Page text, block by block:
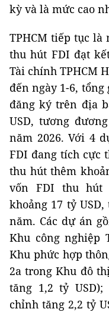
kỳ và là mức cao
TPHCM tiếp tục
thu hút FDI đạt
Tài chính TPHCM
đến ngày 1-6,
đăng ký trên địa
USD, tương
năm 2026. Với 4
FDI đang tích cực
thu hút thêm
vốn FDI thu hút
khoảng 17 tỷ
năm. Các dự án
Khu công nghiệp
Khu phức hợp
2a trong Khu đô
tăng 1,2 tỷ
chỉnh tăng 2,2 tỷ